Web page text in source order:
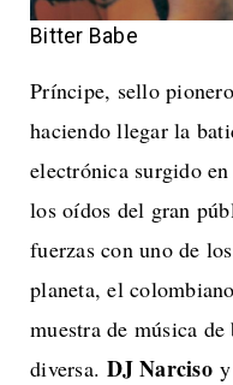
Bitter Babe
Príncipe, sello
haciendo llegar la
electrónica surgido
los oídos del gran
fuerzas con uno de
planeta, el
muestra de música
diversa.DJ Narciso y